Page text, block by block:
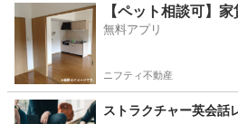
松阪市 六軒駅 英会話 サ
【ペット相談可】
無料アプリ
ニフティ不動産
ストラクチャー英会話